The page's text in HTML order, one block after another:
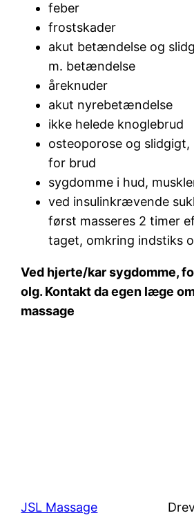
feber
frostskader
akut betændelse og
m. betændelse
åreknuder
akut nyrebetændelse
ikke helede knoglebrud
osteoporose og
for brud
sygdomme i hud,
ved insulinkrævende
først masseres 2 timer
taget, omkring indstiks
Ved hjerte/kar sygdomme,
olg. Kontakt da egen læge
massage
JSL Massage